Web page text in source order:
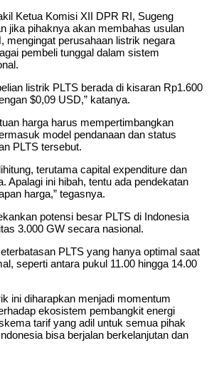
Ketua Komisi XII DPR RI, Sugeng
jika pihaknya akan membahas usulan
mengingat perusahaan listrik negara
pembeli tunggal dalam sistem
listrik PLTS berada di kisaran Rp1.600
$0,09 USD,” katanya.
harga harus mempertimbangkan
model pendanaan dan status
PLTS tersebut.
terutama capital expenditure dan
Apalagi ini hibah, tentu ada pendekatan
harga,” tegasnya.
potensi besar PLTS di Indonesia
3.000 GW secara nasional.
PLTS yang hanya optimal saat
seperti antara pukul 11.00 hingga 14.00
ini diharapkan menjadi momentum
ekosistem pembangkit energi
tarif yang adil untuk semua pihak
bisa berjalan berkelanjutan dan